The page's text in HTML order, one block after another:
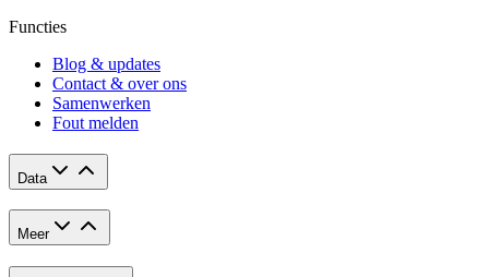
Functies
Blog & updates
Contact & over ons
Samenwerken
Fout melden
Data
Meer